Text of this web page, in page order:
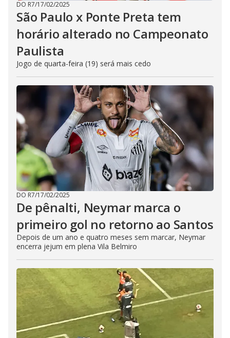
DO R7/17/02/2025
São Paulo x Ponte Preta tem
horário alterado no Campeonato
Paulista
Jogo de quarta-feira (19) será mais cedo
DO R7/17/02/2025
De pênalti, Neymar marca o
primeiro gol no retorno ao Santos
Depois de um ano e quatro meses sem marcar, Neymar
encerra jejum em plena Vila Belmiro